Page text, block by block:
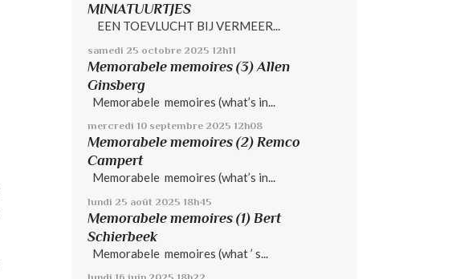
MINIATUURTJES
EEN TOEVLUCHT BIJ VERMEER...
samedi 25 octobre 2025 12h11
Memorabele memoires (3) Allen
Ginsberg
Memorabele memoires (what’s in...
mercredi 10 septembre 2025 12h08
Memorabele memoires (2) Remco
Campert
Memorabele memoires (what’s in...
lundi 25 août 2025 18h45
Memorabele memoires (1) Bert
Schierbeek
Memorabele memoires (what ’ s...